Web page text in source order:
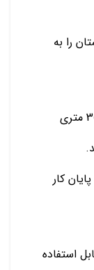
را به
این ویلا با 220 متر مربع زیر بنا در زمینی 300 متری
کار
استفاده